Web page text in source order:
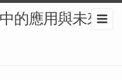
的應用與未來